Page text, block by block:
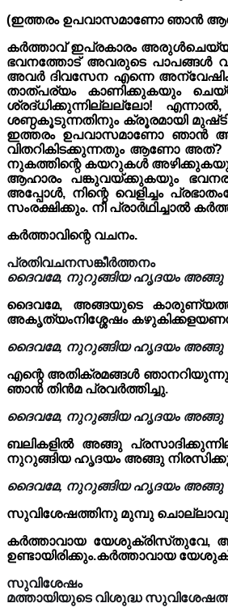
(ഇത്തരം ഉപവാസമാണോ ഞാൻ
കർത്താവ് ഇപ്രകാരം
ഭവനത്തോട് അവരുടെ പാപങ്ങൾ
അവർ ദിവസേന എന്നെ
താത്പര്യം കാണിക്കുകയും
ശ്രദ്‌ധിക്കുന്നില്ലല്ലോ!
ശണ്ഠകൂടുന്നതിനും ക്രൂരമായി
ഇത്തരം ഉപവാസമാണോ ഞാൻ
വിതറികിടക്കുന്നതും ആണോ അത്?
നുകത്തിന്റെ കയറുകൾ
ആഹാരം പങ്കുവയ്ക്കുകയും
അപ്പോൾ, നിന്റെ വെളിച്ചം
സംരക്ഷിക്കും. നീ പ്രാർഥിച്ചാൽ
കർത്താവിന്റെ വചനം.
പ്രതിവചനസങ്കീർത്തനം
ദൈവമേ, നുറുങ്ങിയ ഹൃദയം അങ്ങു
ദൈവമേ, അങ്ങയുടെ
അകൃത്യംനിശ്ശേഷം
ദൈവമേ, നുറുങ്ങിയ ഹൃദയം അങ്ങു
എന്റെ അതിക്രമങ്ങൾ
ഞാൻ തിൻമ പ്രവർത്തിച്ചു.
ദൈവമേ, നുറുങ്ങിയ ഹൃദയം അങ്ങു
ബലികളിൽ അങ്ങു
നുറുങ്ങിയ ഹൃദയം അങ്ങു
ദൈവമേ, നുറുങ്ങിയ ഹൃദയം അങ്ങു
സുവിശേഷത്തിനു മുമ്പു
കർത്താവായ യേശുക്രിസ്‌തുവേ,
ഉണ്ടായിരിക്കും.കർത്താവായ
സുവിശേഷം
മത്തായിയുടെ വിശുദ്ധ